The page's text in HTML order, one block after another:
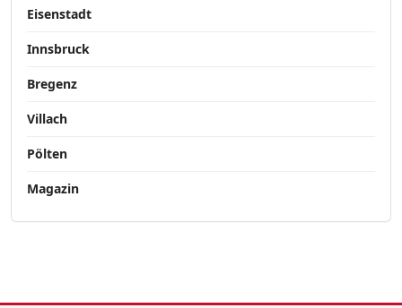
Eisenstadt
Innsbruck
Bregenz
Villach
Pölten
Magazin